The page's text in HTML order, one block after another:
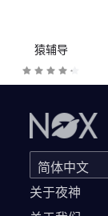
猿辅导
关于夜神